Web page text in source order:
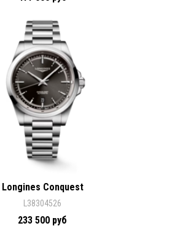
Longines Conquest
L38304526
233 500 руб